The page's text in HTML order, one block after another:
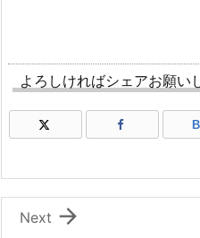
よろしければシェアお願い

Next